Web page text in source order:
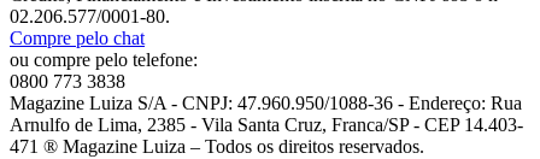
02.206.577/0001-80.
Compre pelo chat
ou compre pelo telefone:
0800 773 3838
Magazine Luiza S/A - CNPJ: 47.960.950/1088-36 - Endereço: Rua
Arnulfo de Lima, 2385 - Vila Santa Cruz, Franca/SP - CEP 14.403-
471 ® Magazine Luiza – Todos os direitos reservados.